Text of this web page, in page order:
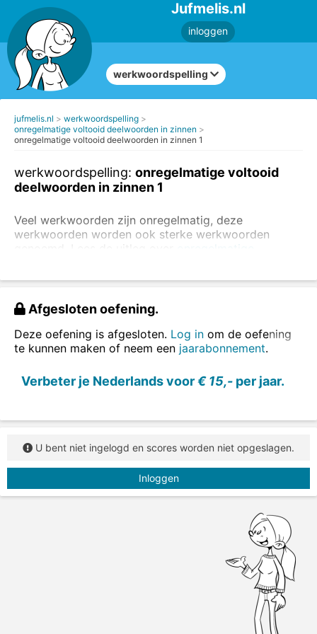
Jufmelis.nl
inloggen
werkwoordspelling
jufmelis.nl
werkwoordspelling
onregelmatige voltooid deelwoorden in zinnen
onregelmatige voltooid deelwoorden in zinnen 1
werkwoordspelling: onregelmatige voltooid
deelwoorden in zinnen 1
Veel werkwoorden zijn onregelmatig, deze
werkwoorden worden ook sterke werkwoorden
te maken over regelmatige voltooid deelwoorden.
Vul in de zinnen het voltooid deelwoord in.
Afgesloten oefening.
Deze oefening is afgesloten. Log in om de oefening
te kunnen maken of neem een jaarabonnement.
Verbeter je Nederlands voor€ 15,- per jaar.
U bent niet ingelogd en scores worden niet opgeslagen.
Inloggen